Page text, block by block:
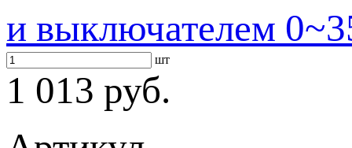
и выключателем
шт
1 013 руб.